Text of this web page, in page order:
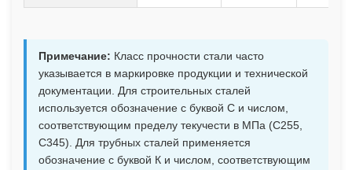
Примечание: Класс прочности стали часто
указывается в маркировке продукции и технической
документации. Для строительных сталей
используется обозначение с буквой С и числом,
соответствующим пределу текучести в МПа (С255,
С345). Для трубных сталей применяется
обозначение с буквой К и числом, соответствующим